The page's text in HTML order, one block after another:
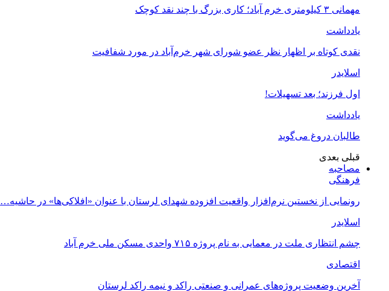
مهمانی ۳ کیلومتری خرم آباد؛ کاری بزرگ با چند نقد کوچک
یادداشت
نقدی کوتاه بر اظهار نظر عضو شورای شهر خرم‌آباد در مورد شفافیت
اسلایدر
اول فرزند؛ بعد تسهیلات!
یادداشت
طالبان دروغ می‌گوید
قبلی بعدی
مصاحبه
فرهنگی
رونمایی از نخستین نرم‌افزار واقعیت افزوده شهدای لرستان با عنوان «افلاکی‌ها» در حاشیه…
اسلایدر
چشم انتظاری ملت در معمایی به نام پروژه ۷۱۵ واحدی مسکن ملی خرم آباد
اقتصادی
آخرین وضعیت پروژه‌های عمرانی و صنعتی راکد و نیمه راکد لرستان